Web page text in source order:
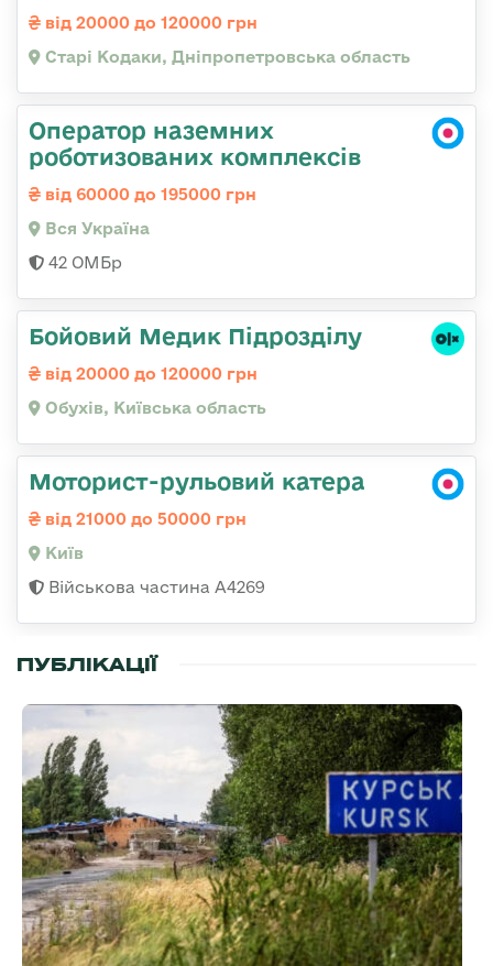
від 20000 до 120000 грн
Старі Кодаки, Дніпропетровська область
Оператор наземних
роботизованих комплексів
від 60000 до 195000 грн
Вся Україна
42 ОМБр
Бойовий Медик Підрозділу
від 20000 до 120000 грн
Обухів, Київська область
Моторист-рульовий катера
від 21000 до 50000 грн
Київ
Військова частина А4269
ПУБЛІКАЦІЇ